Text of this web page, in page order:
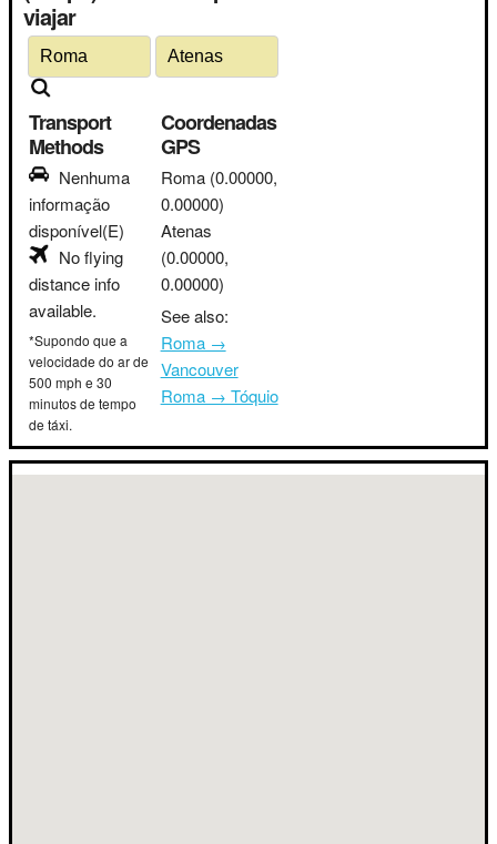
viajar
Transport
Methods
Nenhuma
informação
disponível(E)
No flying
distance info
available.
*Supondo que a
velocidade do ar de
500 mph e 30
minutos de tempo
de táxi.
Coordenadas
GPS
Roma (0.00000,
0.00000)
Atenas
(0.00000,
0.00000)
See also:
Roma →
Vancouver
Roma → Tóquio